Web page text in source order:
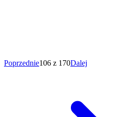
Poprzednie106 z 170Dalej